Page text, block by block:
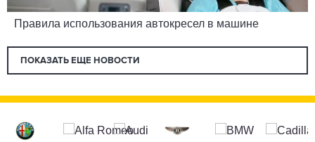
Правила использования автокресел в машине
ПОКАЗАТЬ ЕЩЕ НОВОСТИ